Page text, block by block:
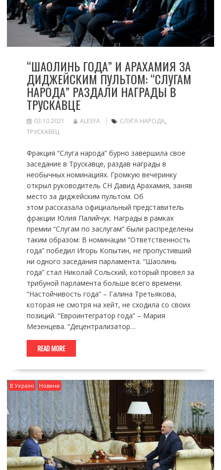
“ШАОЛИНЬ ГОДА” И АРАХАМИЯ ЗА
ДИДЖЕЙСКИМ ПУЛЬТОМ: “СЛУГАМ
НАРОДА” РАЗДАЛИ НАГРАДЫ В
ТРУСКАВЦЕ
03.10.2021 ALESYA СЛУГА НАРОДА,
ТРУСКАВЕЦ
Фракция “Слуга народа” бурно завершила свое
заседание в Трускавце, раздав награды в
необычных номинациях. Громкую вечеринку
открыл руководитель СН Давид Арахамия, заняв
место за диджейским пультом. Об
этом рассказала официальный представитель
фракции Юлия Палийчук. Награды в рамках
премии “Слугам по заслугам” были распределены
таким образом: В номинации “Ответственность
года” победил Игорь Копытин, не пропустивший
ни одного заседания парламента. “Шаолинь
года” стал Николай Сольский, который провел за
трибуной парламента больше всего времени.
“Настойчивость года” – Галина Третьякова,
которая не смотря на хейт, не сходила со своих
позиций. “Евроинтегратор года” – Мария
Мезенцева. “Децентрализатор…
READ MORE
В Україні Новини